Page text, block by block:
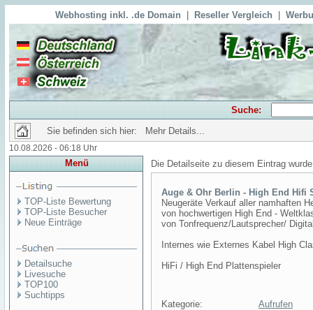
Webhosting inkl. .de Domain Reseller Vergleich
Suche:
Sie befinden sich hier: Mehr Details...
10.08.2026 - 06:18 Uhr
Menü
TOP-Liste Bewertung
TOP-Liste Besucher
Neue Einträge
Detailsuche
Livesuche
TOP100
Suchtipps
Die Detailseite zu diesem Eintrag
Auge & Ohr Berlin - High End Hifi
Neugeräte Verkauf aller namhaften
von hochwertigen High End -
von Tonfrequenz/Lautsprecher/
Internes wie Externes Kabel High
HiFi / High End Plattenspieler
Kategorie:
Aufrufen